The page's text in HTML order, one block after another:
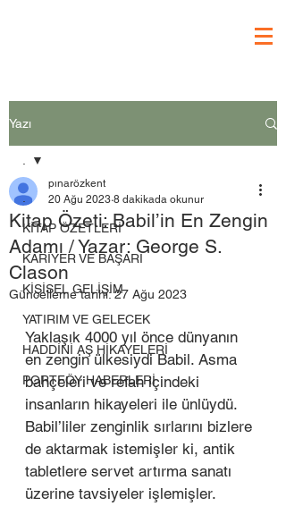
Yazı
.
KİTAP ÖZETLERİ
KARİYER VE BAŞARI
KİŞİSEL GELİŞİM
YATIRIM VE GELECEK
HADDİNİ AŞ HİKAYELERİ
PORTFÖY HABERLERİ
Kitap Özeti: Babil’in En Zengin
Adamı / Yazar: George S.
Clason
pınarözkent
20 Ağu 2023 8 dakikada okunur
Güncelleme tarihi:27 Ağu 2023
Yaklaşık 4000 yıl önce dünyanın
en zengin ülkesiydi Babil. Asma
bahçeleri ve refah içindeki
insanların hikayeleri ile ünlüydü.
Babil’liler zenginlik sırlarını bizlere
de aktarmak istemişler ki, antik
tabletlere servet artırma sanatı
üzerine tavsiyeler işlemişler.